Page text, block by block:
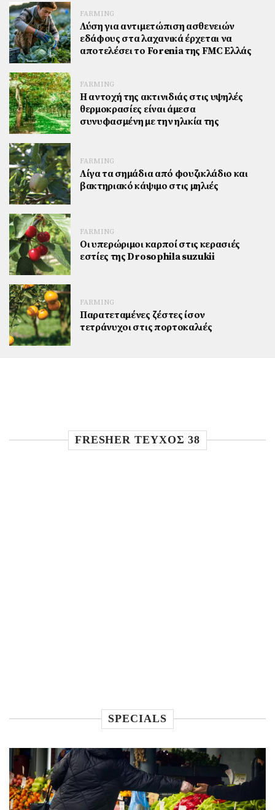
FARMING
Λύση για αντιμετώπιση ασθενειών
εδάφους στα λαχανικά έρχεται να
αποτελέσει το Forenia της FMC Ελλάς
FARMING
Η αντοχή της ακτινιδιάς στις υψηλές
θερμοκρασίες είναι άμεσα
συνυφασμένη με την ηλικία της
FARMING
Λίγα τα σημάδια από φουζικλάδιο και
βακτηριακό κάψιμο στις μηλιές
FARMING
Οι υπερώριμοι καρποί στις κερασιές
εστίες της Drosophila suzukii
FARMING
Παρατεταμένες ζέστες ίσον
τετράνυχοι στις πορτοκαλιές
FRESHER TEYXOΣ 38
SPECIALS